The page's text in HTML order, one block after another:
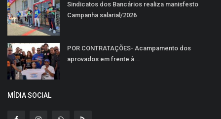
Sindicatos dos Bancários realiza manisfesto
Campanha salarial/2026
POR CONTRATAÇÕES- Acampamento dos
aprovados em frente à...
MÍDIA SOCIAL